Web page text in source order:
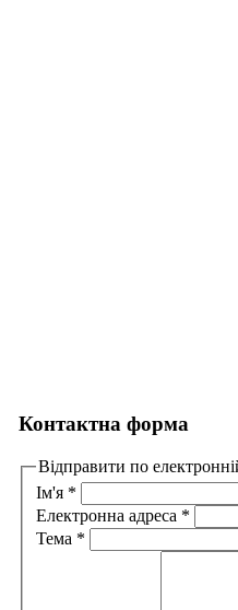
Контактна форма
Відправити по
Ім'я *
Електронна адреса *
Тема *